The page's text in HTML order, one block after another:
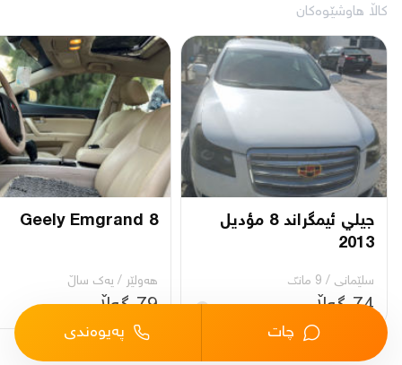
کاڵا هاوشێوەکان
جيلي ئيمگراند 8 مؤديل
2013
سلێمانی / 9 مانگ
74 گەڵا
Geely Emgrand 8
هەولێر / یه‌ك ساڵ
79 گەڵا
چات پەیوەندی